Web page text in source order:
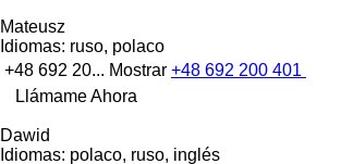
Mateusz
Idiomas: ruso, polaco
+48 692 20... Mostrar +48 692 200 401
Llámame Ahora
Dawid
Idiomas: polaco, ruso, inglés